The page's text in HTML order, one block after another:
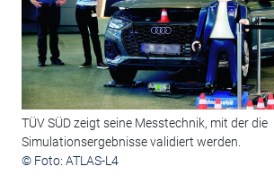
TÜV SÜD zeigt seine Messtechnik, mit der die
Simulationsergebnisse validiert werden.
© Foto: ATLAS-L4